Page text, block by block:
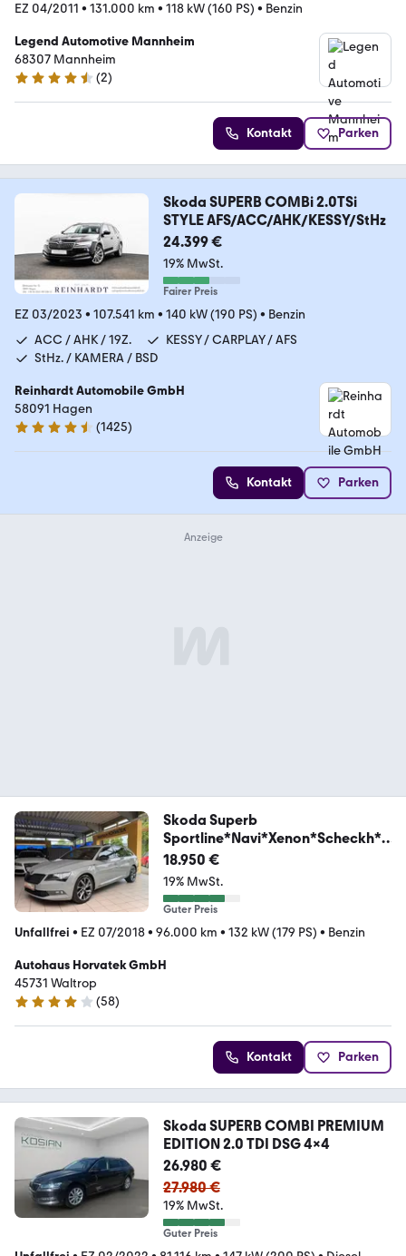
EZ 04/2011 • 131.000 km • 118 kW (160 PS) • Benzin
Legend Automotive Mannheim
68307 Mannheim
4.7 Sterne
(2)
Kontakt Parken
Skoda SUPERB COMBi 2.0TSi
STYLE AFS/ACC/AHK/KESSY/StHz
24.399 €
19% MwSt.
Fairer Preis
EZ 03/2023 • 107.541 km • 140 kW (190 PS) • Benzin
ACC / AHK / 19Z.
KESSY / CARPLAY / AFS
StHz. / KAMERA / BSD
Reinhardt Automobile GmbH
58091 Hagen
4.7 Sterne
(1425)
Kontakt Parken
Skoda Superb
Sportline*Navi*Xenon*Scheckh*A
PP CarPlay
18.950 €
19% MwSt.
Guter Preis
Unfallfrei • EZ 07/2018• 96.000 km • 132 kW (179 PS) • Benzin
Autohaus Horvatek GmbH
45731 Waltrop
4.2 Sterne
(58)
Kontakt Parken
Skoda SUPERB COMBI PREMIUM
EDITION 2.0 TDI DSG 4x4
26.980 €
27.980 €
19% MwSt.
Guter Preis